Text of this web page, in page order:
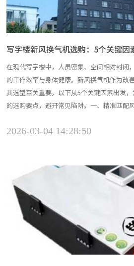
写字楼新风换气机选购：5个关键因
在现代写字楼中，人员密集、空间相对封闭
的工作效率与身体健康。新风换气机作为改
其选型至关重要。以下从5个关键因素出发
的选购要点，避开常见陷阱。一、精准匹配
置换室内污浊空气，员工仍会感到憋闷、头
2026-03-04 14:28:50